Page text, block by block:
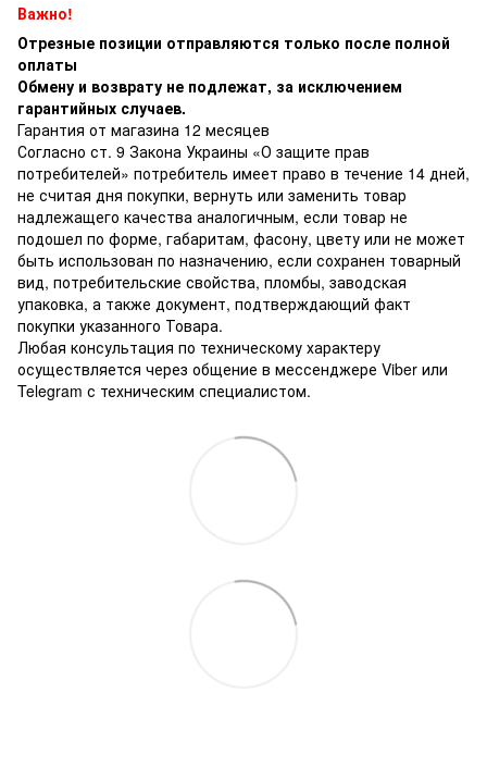
Важно!
Отрезные позиции отправляются только после полной
оплаты
Обмену и возврату не подлежат, за исключением
гарантийных случаев.
Гарантия от магазина 12 месяцев
Согласно ст. 9 Закона Украины «О защите прав
потребителей» потребитель имеет право в течение 14 дней,
не считая дня покупки, вернуть или заменить товар
надлежащего качества аналогичным, если товар не
подошел по форме, габаритам, фасону, цвету или не может
быть использован по назначению, если сохранен товарный
вид, потребительские свойства, пломбы, заводская
упаковка, а также документ, подтверждающий факт
покупки указанного Товара.
Любая консультация по техническому характеру
осуществляется через общение в мессенджере Viber или
Telegram с техническим специалистом.